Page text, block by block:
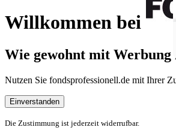
Willkommen bei
Wie gewohnt mit Werbung
Nutzen Sie fondsprofessionell.de mit Ihrer
Einverstanden
Die Zustimmung ist jederzeit widerrufbar.